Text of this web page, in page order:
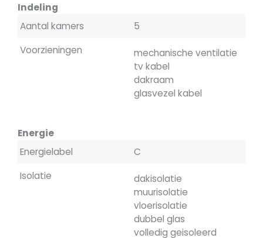
Indeling
Aantal kamers
5
Voorzieningen
mechanische ventilatie
tv kabel
dakraam
glasvezel kabel
Energie
Energielabel
C
Isolatie
dakisolatie
muurisolatie
vloerisolatie
dubbel glas
volledig geisoleerd